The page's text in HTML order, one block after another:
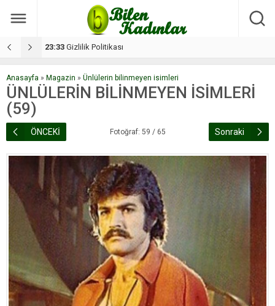
17:08 Dilan, düğününe 5 gün kala hayatını kaybetti
Anasayfa » Magazin » Ünlülerin bilinmeyen isimleri
ÜNLÜLERİN BİLİNMEYEN İSİMLERİ
(59)
ÖNCEKİ Fotoğraf: 59 / 65 Sonraki